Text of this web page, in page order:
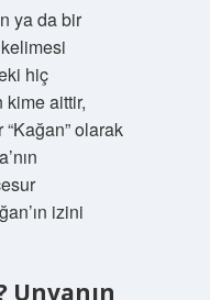
ya da bir
hiç
aittir,
olarak
izini
Unvanın